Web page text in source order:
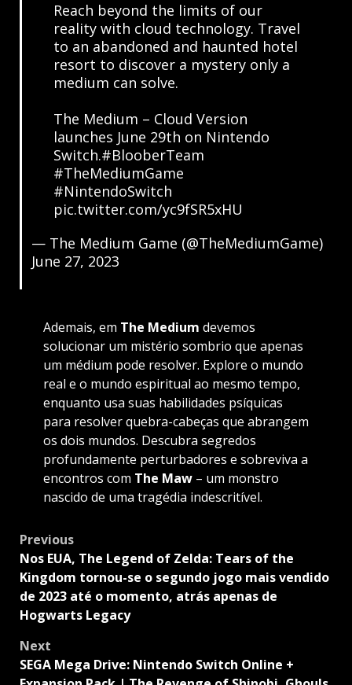
Reach beyond the limits of our
reality with cloud technology. Travel
to an abandoned and haunted hotel
resort to discover a mystery only a
medium can solve.
The Medium – Cloud Version
launches June 29th on Nintendo
Switch.#BlooberTeam
#TheMediumGame
#NintendoSwitch
pic.twitter.com/yc9fSR5xHU
— The Medium Game (@TheMediumGame)
June 27, 2023
Ademais, em The Medium devemos
solucionar um mistério sombrio que apenas
um médium pode resolver. Explore o mundo
real e o mundo espiritual ao mesmo tempo,
enquanto usa suas habilidades psíquicas
para resolver quebra-cabeças que abrangem
os dois mundos. Descubra segredos
profundamente perturbadores e sobreviva a
encontros com The Maw– um monstro
nascido de uma tragédia indescritível.
Post
navigation
Previous
Nos EUA, The Legend of Zelda: Tears of the
Kingdom tornou-se o segundo jogo mais vendido
de 2023 até o momento, atrás apenas de
Hogwarts Legacy
Next
SEGA Mega Drive: Nintendo Switch Online +